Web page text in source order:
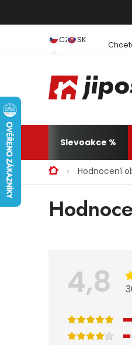
CZ SK
Slevoakce
DomůHodnocení
4,8
Výpis